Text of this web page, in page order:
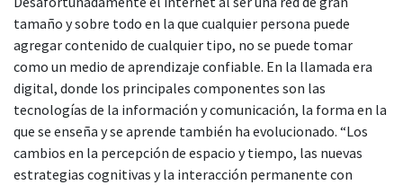
tamaño y sobre todo en la que cualquier persona puede
agregar contenido de cualquier tipo, no se puede tomar
como un medio de aprendizaje confiable. En la llamada era
digital, donde los principales componentes son las
tecnologías de la información y comunicación, la forma en la
que se enseña y se aprende también ha evolucionado. “Los
cambios en la percepción de espacio y tiempo, las nuevas
estrategias cognitivas y la interacción permanente con